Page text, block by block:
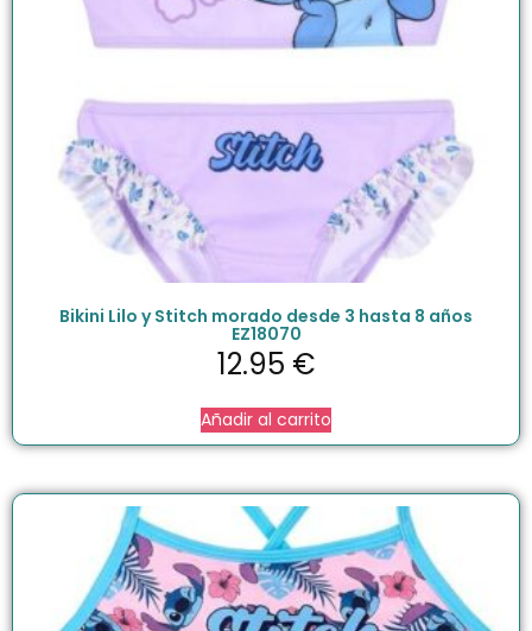
Bikini Lilo y Stitch morado desde 3 hasta 8 años
EZ18070
12.95 €
Añadir al carrito